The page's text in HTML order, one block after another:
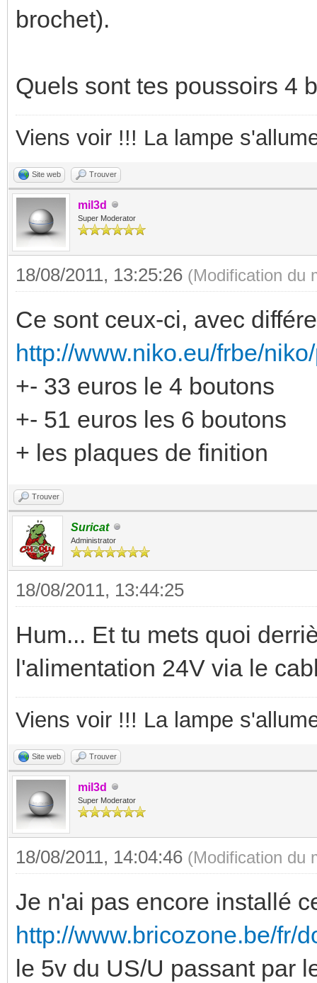
brochet).
Quels sont tes poussoirs 4
Viens voir !!! La lampe
Site web Trouver
mil3d
Super Moderator
18/08/2011, 13:25:26 (Modification du
Ce sont ceux-ci, avec
http://www.niko.eu/frbe/
+- 33 euros le 4 boutons
+- 51 euros les 6 boutons
+ les plaques de finition
Trouver
Suricat
Administrator
18/08/2011, 13:44:25
Hum... Et tu mets quoi
l'alimentation 24V via le
Viens voir !!! La lampe
Site web Trouver
mil3d
Super Moderator
18/08/2011, 14:04:46 (Modification du
Je n'ai pas encore installé
http://www.bricozone.be/fr/
le 5v du US/U passant par